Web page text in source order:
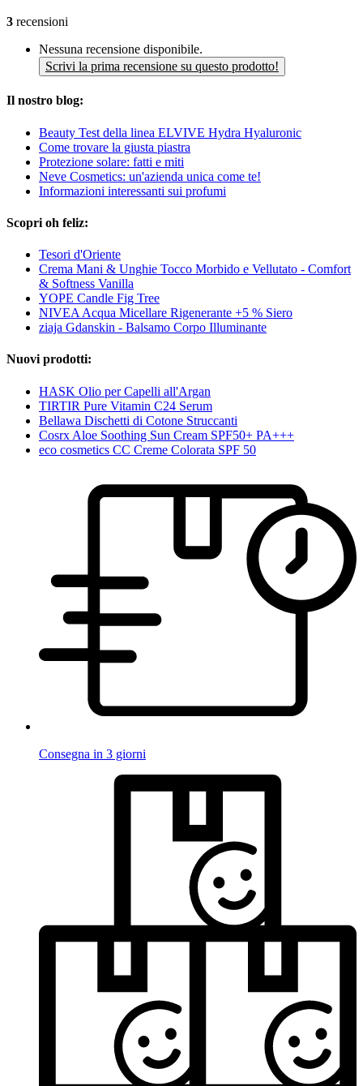
3 recensioni
Nessuna recensione disponibile.
Scrivi la prima recensione su questo prodotto!
Il nostro blog:
Beauty Test della linea ELVIVE Hydra Hyaluronic
Come trovare la giusta piastra
Protezione solare: fatti e miti
Neve Cosmetics: un'azienda unica come te!
Informazioni interessanti sui profumi
Scopri oh feliz:
Tesori d'Oriente
Crema Mani & Unghie Tocco Morbido e Vellutato - Comfort
& Softness Vanilla
YOPE Candle Fig Tree
NIVEA Acqua Micellare Rigenerante +5 % Siero
ziaja Gdanskin - Balsamo Corpo Illuminante
Nuovi prodotti:
HASK Olio per Capelli all'Argan
TIRTIR Pure Vitamin C24 Serum
Bellawa Dischetti di Cotone Struccanti
Cosrx Aloe Soothing Sun Cream SPF50+ PA+++
eco cosmetics CC Creme Colorata SPF 50
Consegna in 3 giorni